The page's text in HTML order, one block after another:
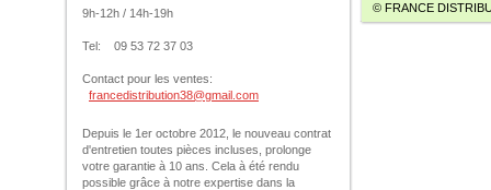
9h-12h / 14h-19h
Tel: 09 53 72 37 03
Contact pour les ventes:
francedistribution38@gmail.com
Depuis le 1er octobre 2012, le nouveau contrat
d'entretien toutes pièces incluses, prolonge
votre garantie à 10 ans. Cela à été rendu
possible grâce à notre expertise dans la
© FRANCE